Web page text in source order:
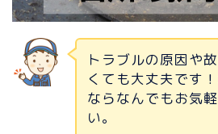
トラブルの原因や
くても大丈夫です
ならなんでもお気
い。